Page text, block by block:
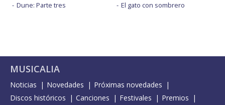
Dune: Parte tres
El gato con sombrero
MUSICALIA
Noticias Novedades
Próximas novedades
Discos históricos
Canciones Festivales
Premios